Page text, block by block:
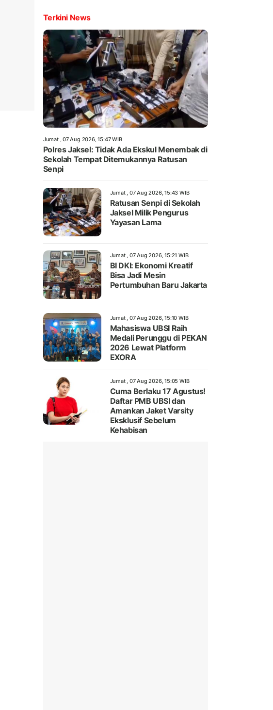
Terkini News
Jumat , 07 Aug 2026, 15:47 WIB
Polres Jaksel: Tidak Ada Ekskul Menembak di
Sekolah Tempat Ditemukannya Ratusan
Senpi
Jumat , 07 Aug 2026, 15:43 WIB
Ratusan Senpi di Sekolah
Jaksel Milik Pengurus
Yayasan Lama
Jumat , 07 Aug 2026, 15:21 WIB
BI DKI: Ekonomi Kreatif
Bisa Jadi Mesin
Pertumbuhan Baru Jakarta
Jumat , 07 Aug 2026, 15:10 WIB
Mahasiswa UBSI Raih
Medali Perunggu di PEKAN
2026 Lewat Platform
EXORA
Jumat , 07 Aug 2026, 15:05 WIB
Cuma Berlaku 17 Agustus!
Daftar PMB UBSI dan
Amankan Jaket Varsity
Eksklusif Sebelum
Kehabisan